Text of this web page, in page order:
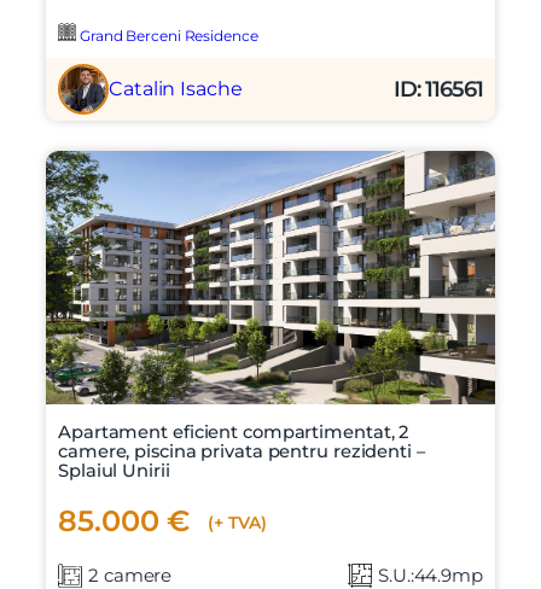
Grand Berceni Residence
Catalin Isache ID: 116561
Apartament eficient compartimentat, 2
camere, piscina privata pentru rezidenti –
Splaiul Unirii
85.000 € (+ TVA)
2 camere S.U.:44.9mp